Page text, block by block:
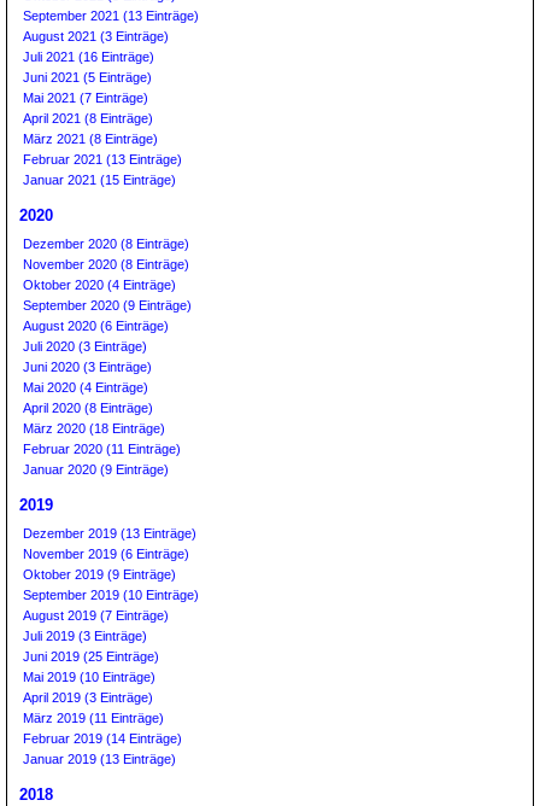
September 2021 (13 Einträge)
August 2021 (3 Einträge)
Juli 2021 (16 Einträge)
Juni 2021 (5 Einträge)
Mai 2021 (7 Einträge)
April 2021 (8 Einträge)
März 2021 (8 Einträge)
Februar 2021 (13 Einträge)
Januar 2021 (15 Einträge)
2020
Dezember 2020 (8 Einträge)
November 2020 (8 Einträge)
Oktober 2020 (4 Einträge)
September 2020 (9 Einträge)
August 2020 (6 Einträge)
Juli 2020 (3 Einträge)
Juni 2020 (3 Einträge)
Mai 2020 (4 Einträge)
April 2020 (8 Einträge)
März 2020 (18 Einträge)
Februar 2020 (11 Einträge)
Januar 2020 (9 Einträge)
2019
Dezember 2019 (13 Einträge)
November 2019 (6 Einträge)
Oktober 2019 (9 Einträge)
September 2019 (10 Einträge)
August 2019 (7 Einträge)
Juli 2019 (3 Einträge)
Juni 2019 (25 Einträge)
Mai 2019 (10 Einträge)
April 2019 (3 Einträge)
März 2019 (11 Einträge)
Februar 2019 (14 Einträge)
Januar 2019 (13 Einträge)
2018